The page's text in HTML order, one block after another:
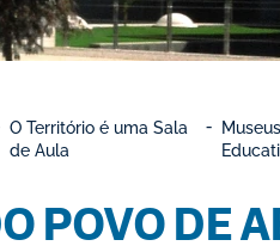
O Território é uma Sala
de Aula
POVO DE